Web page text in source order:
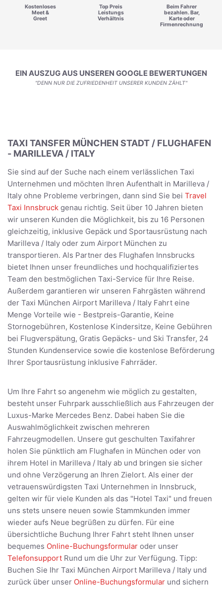
Kostenloses
Meet &
Greet
Top Preis
Leistungs
Verhältnis
Beim Fahrer
bezahlen. Bar,
Karte oder
Firmenrechnung
EIN AUSZUG AUS UNSEREN GOOGLE BEWERTUNGEN
"DENN NUR DIE ZUFRIEDENHEIT UNSERER KUNDEN ZÄHLT"
TAXI TANSFER MÜNCHEN STADT / FLUGHAFEN
- MARILLEVA / ITALY
Sie sind auf der Suche nach einem verlässlichen Taxi
Unternehmen und möchten Ihren Aufenthalt in Marilleva /
Italy ohne Probleme verbringen, dann sind Sie bei Travel
Taxi Innsbruck genau richtig. Seit über 10 Jahren bieten
wir unseren Kunden die Möglichkeit, bis zu 16 Personen
gleichzeitig, inklusive Gepäck und Sportausrüstung nach
Marilleva / Italy oder zum Airport München zu
transportieren. Als Partner des Flughafen Innsbrucks
bietet Ihnen unser freundliches und hochqualifiziertes
Team den bestmöglichen Taxi-Service für Ihre Reise.
Außerdem garantieren wir unseren Fahrgästen während
der Taxi München Airport Marilleva / Italy Fahrt eine
Menge Vorteile wie - Bestpreis-Garantie, Keine
Stornogebühren, Kostenlose Kindersitze, Keine Gebühren
bei Flugverspätung, Gratis Gepäcks- und Ski Transfer, 24
Stunden Kundenservice sowie die kostenlose Beförderung
Ihrer Sportausrüstung inklusive Fahrräder.
Um Ihre Fahrt so angenehm wie möglich zu gestalten,
besteht unser Fuhrpark ausschließlich aus Fahrzeugen der
Luxus-Marke Mercedes Benz. Dabei haben Sie die
Auswahlmöglichkeit zwischen mehreren
Fahrzeugmodellen. Unsere gut geschulten Taxifahrer
holen Sie pünktlich am Flughafen in München oder von
ihrem Hotel in Marilleva / Italy ab und bringen sie sicher
und ohne Verzögerung an Ihren Zielort. Als einer der
vetrauenswürdigsten Taxi Unternehmen in Innsbruck,
gelten wir für viele Kunden als das "Hotel Taxi" und freuen
uns stets unsere neuen sowie Stammkunden immer
wieder aufs Neue begrüßen zu dürfen. Für eine
übersichtliche Buchung Ihrer Fahrt steht Ihnen unser
bequemes Online-Buchungsformular oder unser
Telefonsupport Rund um die Uhr zur Verfügung. Tipp:
Buchen Sie Ihr Taxi München Airport Marilleva / Italy und
zurück über unser Online-Buchungsformular und sichern